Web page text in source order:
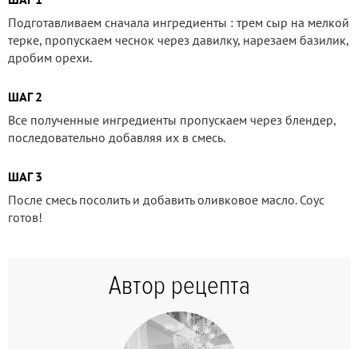
Подготавливаем сначала ингредиенты : трем сыр на мелкой
терке, пропускаем чеснок через давилку, нарезаем базилик,
дробим орехи.
ШАГ 2
Все полученные ингредиенты пропускаем через блендер,
последовательно добавляя их в смесь.
ШАГ 3
После смесь посолить и добавить оливковое масло. Соус
готов!
Автор рецепта